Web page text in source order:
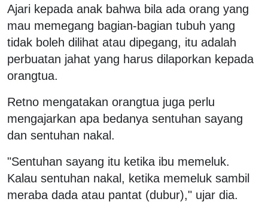
Ajari kepada anak bahwa bila ada orang yang
mau memegang bagian-bagian tubuh yang
tidak boleh dilihat atau dipegang, itu adalah
perbuatan jahat yang harus dilaporkan kepada
orangtua.
Retno mengatakan orangtua juga perlu
mengajarkan apa bedanya sentuhan sayang
dan sentuhan nakal.
"Sentuhan sayang itu ketika ibu memeluk.
Kalau sentuhan nakal, ketika memeluk sambil
meraba dada atau pantat (dubur)," ujar dia.